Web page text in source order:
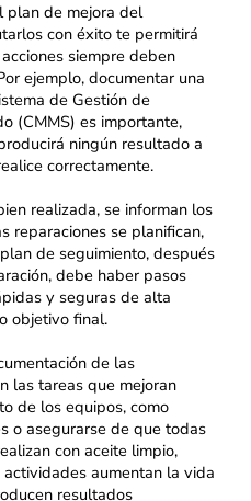
plan de mejora del
con éxito te permitirá
siempre deben
ejemplo, documentar una
de Gestión de
(CMMS) es importante,
ningún resultado a
correctamente.
realizada, se informan los
reparaciones se planifican,
de seguimiento, después
debe haber pasos
y seguras de alta
objetivo final.
de las
las tareas que mejoran
de los equipos, como
o asegurarse de que todas
con aceite limpio,
aumentan la vida
resultados